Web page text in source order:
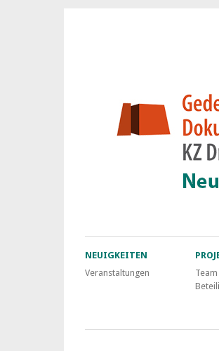
NEUIGKEITEN
Veranstaltungen
Team